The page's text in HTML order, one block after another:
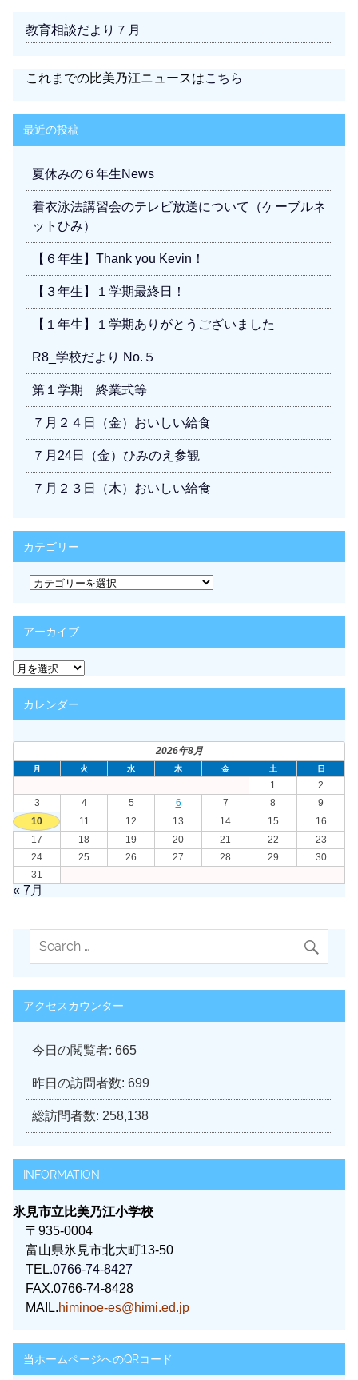
教育相談だより７月
これまでの比美乃江ニュースはこちら
最近の投稿
夏休みの６年生News
着衣泳法講習会のテレビ放送について（ケーブルネ
ットひみ）
【６年生】Thank you Kevin！
【３年生】１学期最終日！
【１年生】１学期ありがとうございました
R8_学校だより No.５
第１学期 終業式等
７月２４日（金）おいしい給食
７月24日（金）ひみのえ参観
７月２３日（木）おいしい給食
カテゴリー
カ
テ
リ
ー
アーカイブ
ア
ー
カ
イカレンダー
2026年8月
月 火 水 木 金 土 日
1
2
3
4 5 6 7 8
9
10
11 12 13 14 15
16
17
18 19 20 21 22
23
24
25 26 27 28 29
30
31
« 7月
アクセスカウンター
今日の閲覧者: 665
昨日の訪問者数: 699
総訪問者数: 258,138
INFORMATION
氷見市立比美乃江小学校
〒935-0004
富山県氷見市北大町13-50
TEL.0766-74-8427
FAX.0766-74-8428
MAIL.himinoe-es@himi.ed.jp
当ホームページへのQRコード